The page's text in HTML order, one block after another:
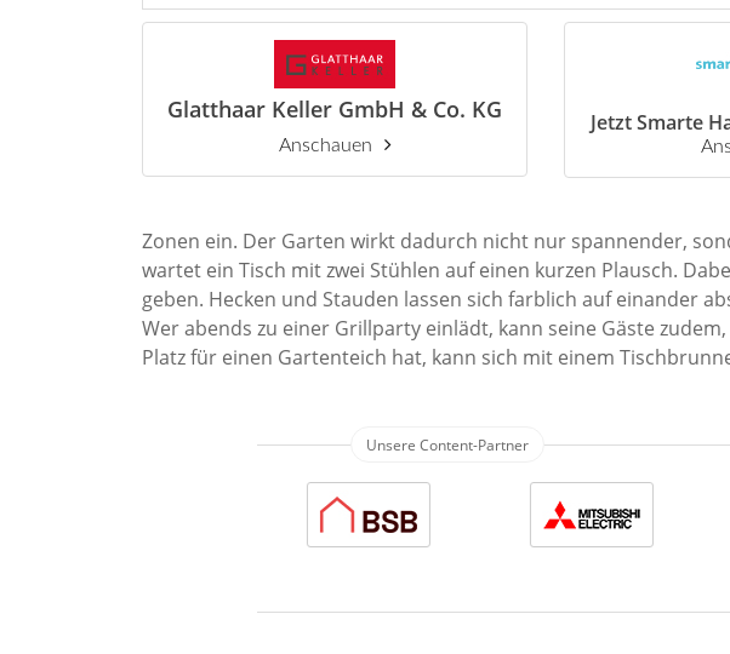
Glatthaar Keller GmbH & Co. KG
Anschauen
Jetzt Smarte
Zonen ein. Der Garten wirkt dadurch nicht nur spannender,
wartet ein Tisch mit zwei Stühlen auf einen kurzen Plausch.
geben. Hecken und Stauden lassen sich farblich auf einander
Wer abends zu einer Grillparty einlädt, kann seine Gäste
Platz für einen Gartenteich hat, kann sich mit einem